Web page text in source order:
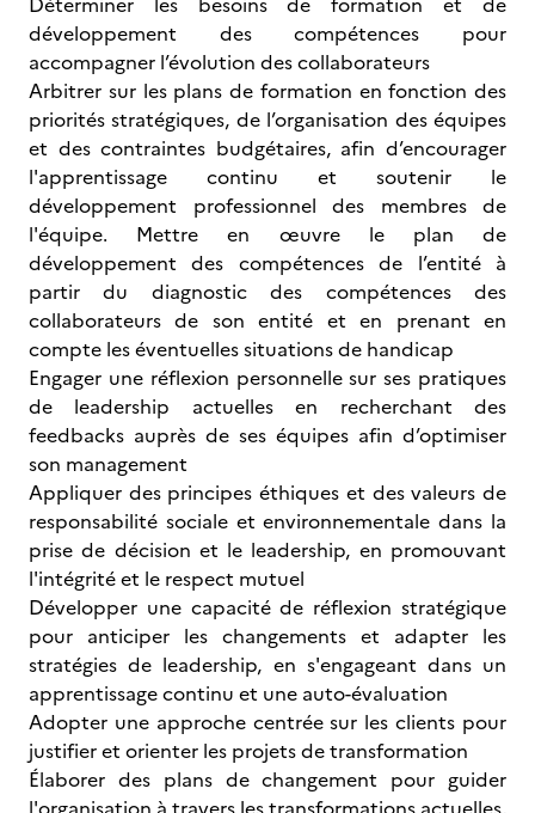
développement des compétences pour
accompagner l’évolution des collaborateurs
Arbitrer sur les plans de formation en fonction des
priorités stratégiques, de l’organisation des équipes
et des contraintes budgétaires, afin d’encourager
l'apprentissage continu et soutenir le
développement professionnel des membres de
l'équipe. Mettre en œuvre le plan de
développement des compétences de l’entité à
partir du diagnostic des compétences des
collaborateurs de son entité et en prenant en
compte les éventuelles situations de handicap
Engager une réflexion personnelle sur ses pratiques
de leadership actuelles en recherchant des
feedbacks auprès de ses équipes afin d’optimiser
son management
Appliquer des principes éthiques et des valeurs de
responsabilité sociale et environnementale dans la
prise de décision et le leadership, en promouvant
l'intégrité et le respect mutuel
Développer une capacité de réflexion stratégique
pour anticiper les changements et adapter les
stratégies de leadership, en s'engageant dans un
apprentissage continu et une auto-évaluation
Adopter une approche centrée sur les clients pour
justifier et orienter les projets de transformation
Élaborer des plans de changement pour guider